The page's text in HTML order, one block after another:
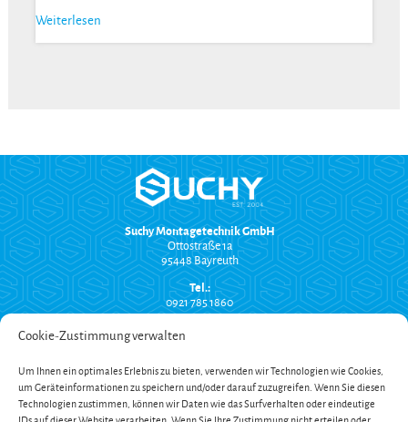
Cookie-Zustimmung verwalten
Um Ihnen ein optimales Erlebnis zu bieten, verwenden wir Technologien wie Cookies,
um Geräteinformationen zu speichern und/oder darauf zuzugreifen. Wenn Sie diesen
Technologien zustimmen, können wir Daten wie das Surfverhalten oder eindeutige
Weiterlesen
Suchy Montagetechnik GmbH
Ottostraße 1a
95448 Bayreuth
Tel.:
0921 785 1860
info@suchy-montagetechnik.de
Versand und Zahlung
AGB
Widerrufsbelehrung